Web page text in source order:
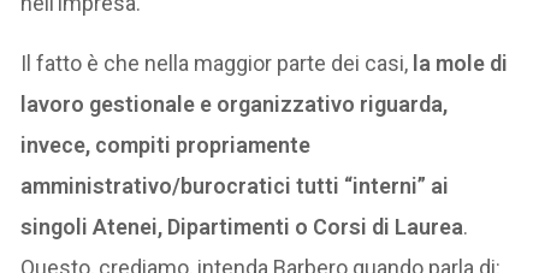
Il fatto è che nella maggior parte dei casi, la mole di
lavoro gestionale e organizzativo riguarda,
invece, compiti propriamente
amministrativo/burocratici tutti “interni” ai
singoli Atenei, Dipartimenti o Corsi di Laurea.